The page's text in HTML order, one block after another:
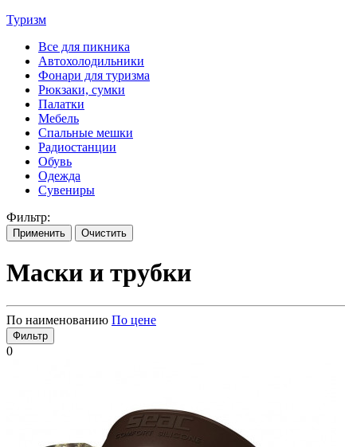
Туризм
Все для пикника
Автохолодильники
Фонари для туризма
Рюкзаки, сумки
Палатки
Мебель
Спальные мешки
Радиостанции
Обувь
Одежда
Сувениры
Фильтр:
Применить Очистить
Маски и трубки
По наименованию По цене
Фильтр
0